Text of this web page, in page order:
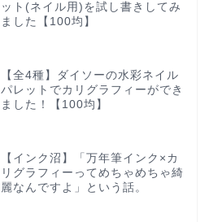
ット(ネイル用)を試し書きしてみ
ました【100均】
【全4種】ダイソーの水彩ネイル
パレットでカリグラフィーができ
ました！【100均】
【インク沼】「万年筆インク×カ
リグラフィーってめちゃめちゃ綺
麗なんですよ」という話。